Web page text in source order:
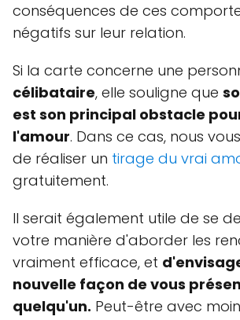
conséquences de ces
négatifs sur leur relation.
Si la carte concerne une
célibataire, elle souligne que
est son principal obstacle
l'amour. Dans ce cas, nous
de réaliser un tirage du vrai
gratuitement.
Il serait également utile de se
votre manière d'aborder les
vraiment efficace, et
nouvelle façon de vous
quelqu'un. Peut-être avec